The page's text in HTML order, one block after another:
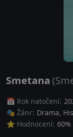
Smetana
📅 Rok natočení:
🎭 Žánr: Drama,
⭐ Hodnocení: 60%